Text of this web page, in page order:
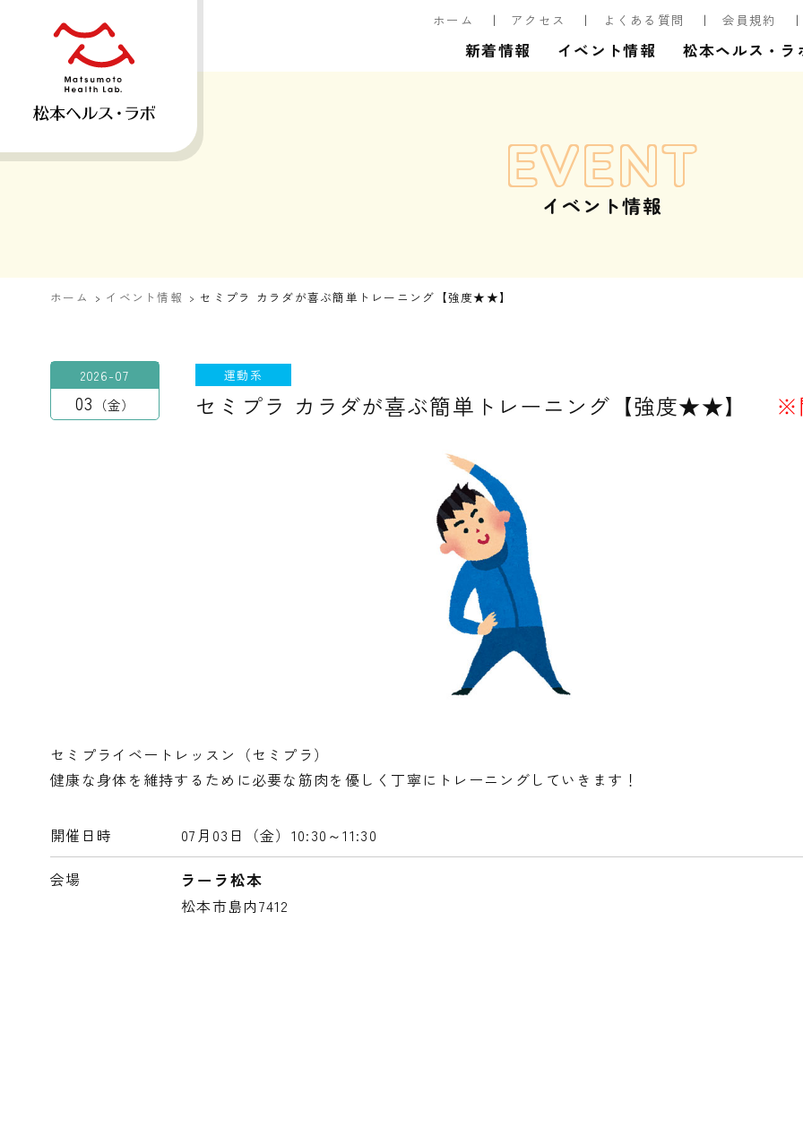
ホーム アクセス よくある質問 会員規約
新着情報 イベント情報 松本ヘルス・ラ
EVENT
イベント情報
ホーム イベント情報 セミプラ カラダが喜ぶ簡単トレーニング【強度★★】
2026-07
03 金
運動系
セミプラ カラダが喜ぶ簡単トレーニング【強度★★】 ※
セミプライベートレッスン（セミプラ）
健康な身体を維持するために必要な筋肉を優しく丁寧にトレーニングしていきます！
開催日時 07月03日（金） 10:30～11:30
会場
ラーラ松本
松本市島内7412